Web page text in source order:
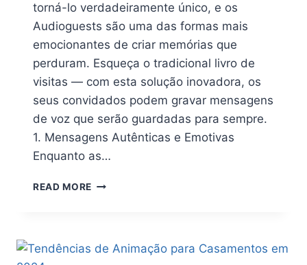
torná-lo verdadeiramente único, e os
Audioguests são uma das formas mais
emocionantes de criar memórias que
perduram. Esqueça o tradicional livro de
visitas — com esta solução inovadora, os
seus convidados podem gravar mensagens
de voz que serão guardadas para sempre.
1. Mensagens Autênticas e Emotivas
Enquanto as…
READ MORE